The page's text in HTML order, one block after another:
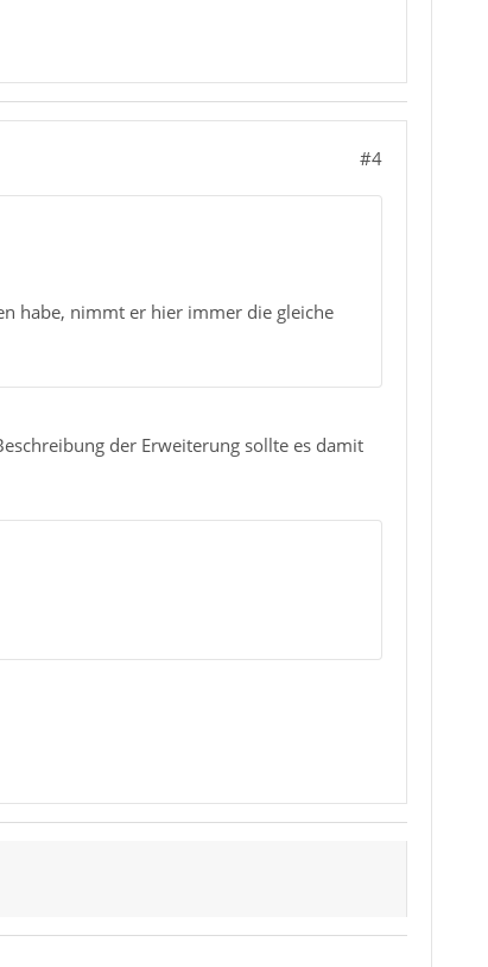
#4
habe, nimmt er hier immer die gleiche
der Erweiterung sollte es damit